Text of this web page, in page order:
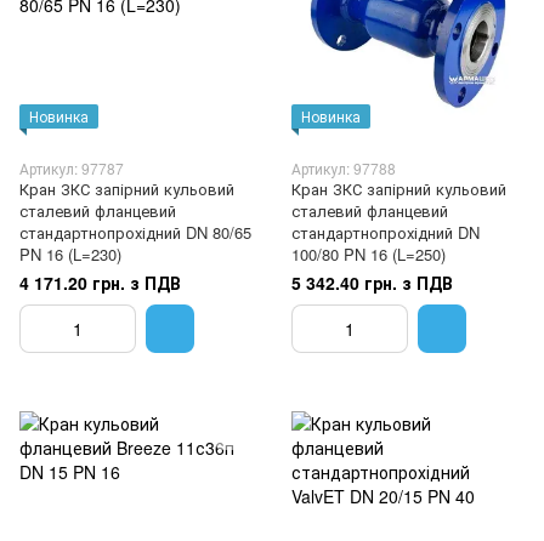
Новинка
Артикул: 97787
Кран ЗКС запірний кульовий
сталевий фланцевий
стандартнопрохідний DN 80/65
PN 16 (L=230)
4 171.20 грн. з ПДВ
Новинка
Артикул: 97788
Кран ЗКС запірний кульовий
сталевий фланцевий
стандартнопрохідний DN
100/80 PN 16 (L=250)
5 342.40 грн. з ПДВ